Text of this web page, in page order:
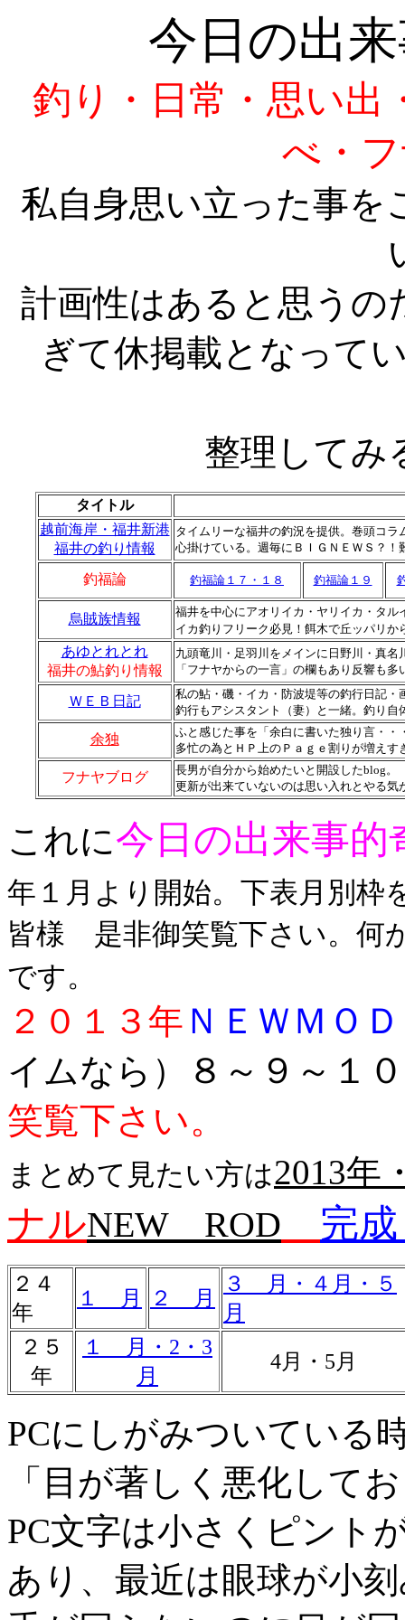
今日の出
釣り・日常・思い出
べ・
私自身思い立った事を
計画性はあると思うの
ぎて休掲載となって
整理してみ
タイトル
越前海岸・福井新港
福井の釣り情報
タイムリーな福井の釣況を提供。巻頭コ
心掛けている。週毎にＢＩＧＮＥＷＳ？
釣福論 釣福論１７・１８ 釣福論１９
烏賊族情報
福井を中心にアオリイカ・ヤリイカ・タル
イカ釣りフリーク必見！餌木で丘ッパリ
あゆとれとれ
福井の鮎釣り情報
九頭竜川・足羽川をメインに日野川・真
「フナヤからの一言」の欄もあり反響も
ＷＥＢ日記
私の鮎・磯・イカ・防波堤等の釣行日記・
釣行もアシスタント（妻）と一緒。釣り
余独
ふと感じた事を「余白に書いた独り言・
多忙の為とＨＰ上のＰａｇｅ割りが増えす
フナヤブログ
長男が自分から始めたいと開設したblog。
更新が出来ていないのは思い入れとやる気
これに今日の出来事的
年１月より開始。下表月別枠
皆様 是非御笑覧下さい。何
です。
２０１３年 ＮＥＷＭＯ
イムなら）
８～９～１
笑覧下さい。
まとめて見たい方は2013年
ナルNEW ROD 完
２４
年
１ 月 ２ 月
３ 月・４月・５
月
２５
年
１ 月・2・3
月
4月・5月
PCにしがみついている
「目が著しく悪化して
PC文字は小さくピント
あり、最近は眼球が小